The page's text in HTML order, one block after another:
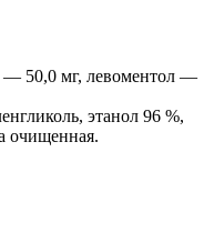
— 50,0 мг, левоментол —
этанол 96 %,
очищенная.